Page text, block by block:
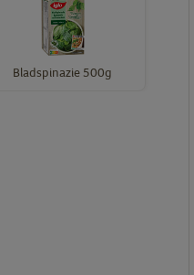
Bladspinazie 500g